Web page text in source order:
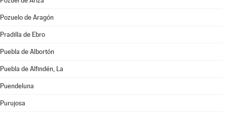
Pozuelo de Aragón
Pradilla de Ebro
Puebla de Albortón
Puebla de Alfindén, La
Puendeluna
Purujosa